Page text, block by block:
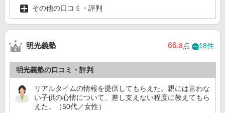
その他の口コミ・評判
明光義塾 66.8点 18件
明光義塾の口コミ・評判
リアルタイムの情報を提供してもらえた。親には言わな
い子供の心情について、差し支えない程度に教えてもら
えた。（50代／女性）